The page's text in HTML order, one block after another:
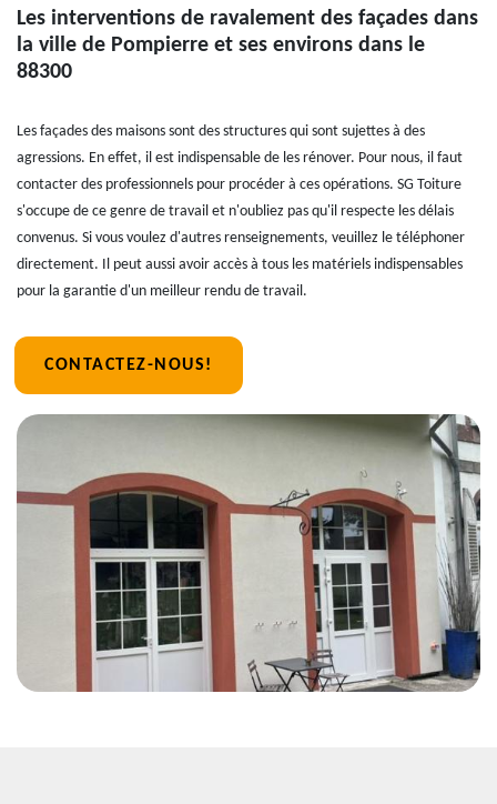
Les interventions de ravalement des façades dans
la ville de Pompierre et ses environs dans le
88300
Les façades des maisons sont des structures qui sont sujettes à des
agressions. En effet, il est indispensable de les rénover. Pour nous, il faut
contacter des professionnels pour procéder à ces opérations. SG Toiture
s'occupe de ce genre de travail et n'oubliez pas qu'il respecte les délais
convenus. Si vous voulez d'autres renseignements, veuillez le téléphoner
directement. Il peut aussi avoir accès à tous les matériels indispensables
pour la garantie d'un meilleur rendu de travail.
CONTACTEZ-NOUS!